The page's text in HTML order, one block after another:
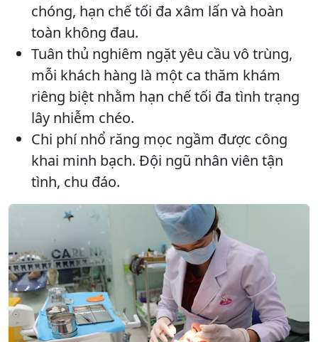
chóng, hạn chế tối đa xâm lấn và hoàn
toàn không đau.
Tuân thủ nghiêm ngặt yêu cầu vô trùng,
mỗi khách hàng là một ca thăm khám
riêng biệt nhằm hạn chế tối đa tình trạng
lây nhiễm chéo.
Chi phí nhổ răng mọc ngầm được công
khai minh bạch. Đội ngũ nhân viên tận
tình, chu đáo.